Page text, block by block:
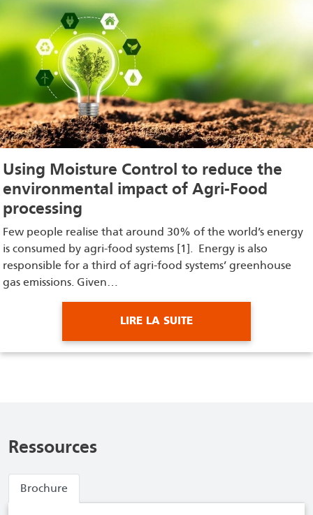
Using Moisture Control to reduce the
environmental impact of Agri-Food
processing
Few people realise that around 30% of the world’s energy
is consumed by agri-food systems [1]. Energy is also
responsible for a third of agri-food systems’ greenhouse
gas emissions. Given…
LIRE LA SUITE
Ressources
Brochure